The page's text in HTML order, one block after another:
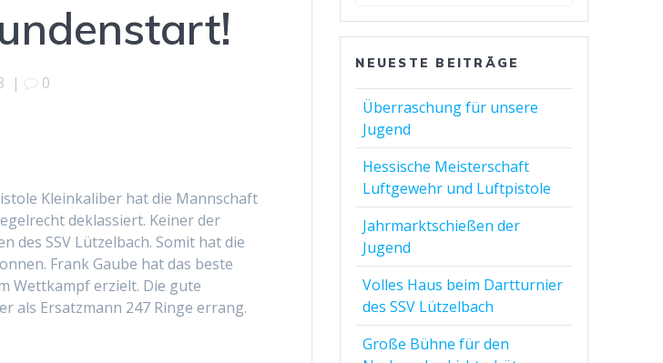
| 0
Kleinkaliber hat die Mannschaft
deklassiert. Keiner der
des SSV Lützelbach. Somit hat die
Frank Gaube hat das beste
Wettkampf erzielt. Die gute
als Ersatzmann 247 Ringe errang.
NEUESTE BEITRÄGE
Überraschung für unsere
Jugend
Hessische Meisterschaft
Luftgewehr und Luftpistole
Jahrmarktschießen der
Jugend
Volles Haus beim Dartturnier
des SSV Lützelbach
Große Bühne für den